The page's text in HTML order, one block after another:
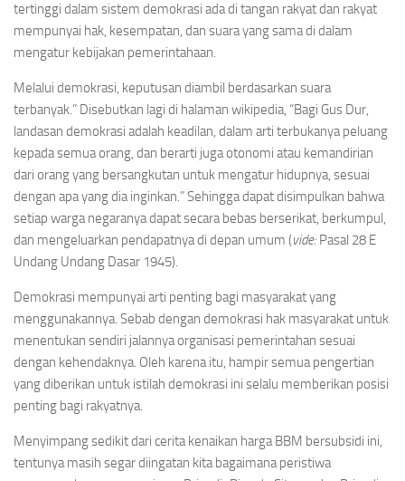
tertinggi dalam sistem demokrasi ada di tangan rakyat dan rakyat
mempunyai hak, kesempatan, dan suara yang sama di dalam
mengatur kebijakan pemerintahaan.
Melalui demokrasi, keputusan diambil berdasarkan suara
terbanyak.” Disebutkan lagi di halaman wikipedia, “Bagi Gus Dur,
landasan demokrasi adalah keadilan, dalam arti terbukanya peluang
kepada semua orang, dan berarti juga otonomi atau kemandirian
dari orang yang bersangkutan untuk mengatur hidupnya, sesuai
dengan apa yang dia inginkan.” Sehingga dapat disimpulkan bahwa
setiap warga negaranya dapat secara bebas berserikat, berkumpul,
dan mengeluarkan pendapatnya di depan umum (vide: Pasal 28 E
Undang Undang Dasar 1945).
Demokrasi mempunyai arti penting bagi masyarakat yang
menggunakannya. Sebab dengan demokrasi hak masyarakat untuk
menentukan sendiri jalannya organisasi pemerintahan sesuai
dengan kehendaknya. Oleh karena itu, hampir semua pengertian
yang diberikan untuk istilah demokrasi ini selalu memberikan posisi
penting bagi rakyatnya.
Menyimpang sedikit dari cerita kenaikan harga BBM bersubsidi ini,
tentunya masih segar diingatan kita bagaimana peristiwa